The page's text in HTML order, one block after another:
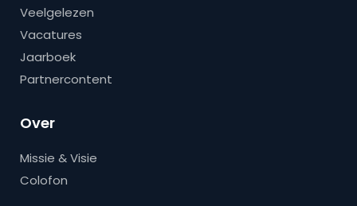
Veelgelezen
Vacatures
Jaarboek
Partnercontent
Over
Missie & Visie
Colofon